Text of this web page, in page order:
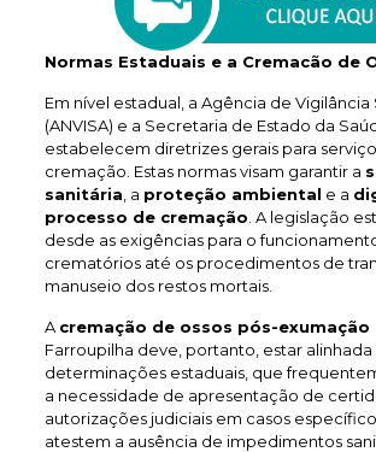
Normas Estaduais e a Cremacão de
Em nível estadual, a Agência de Vigilância
(ANVISA) e a Secretaria de Estado da
estabelecem diretrizes gerais para
cremação. Estas normas visam garantir a
sanitária , a proteção ambiental e a
processo de cremação . A legislação
desde as exigências para o
crematórios até os procedimentos de
manuseio dos restos mortais.
A cremação de ossos pós-exumação
Farroupilha deve, portanto, estar
determinações estaduais, que
a necessidade de apresentação de
autorizações judiciais em casos
atestem a ausência de impedimentos